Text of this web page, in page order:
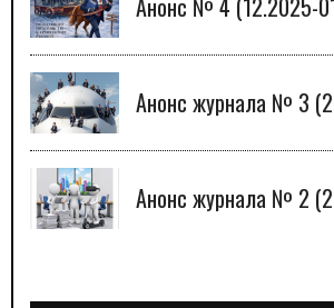
Анонс № 4 (12.2025-
Анонс журнала № 3
Анонс журнала № 2